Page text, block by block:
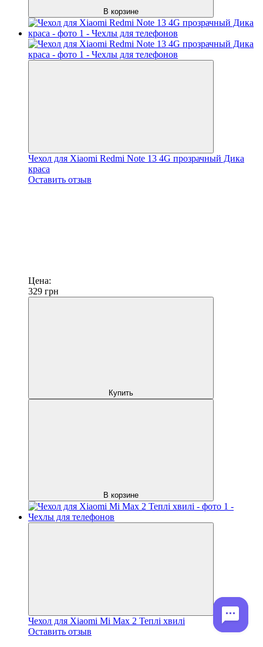
В корзине
Чехол для Xiaomi Redmi Note 13 4G прозрачный Дика
краса
Оставить отзыв
Цена:
329 грн
Купить
В корзине
Чехол для Xiaomi Mi Max 2 Теплі хвилі
Оставить отзыв